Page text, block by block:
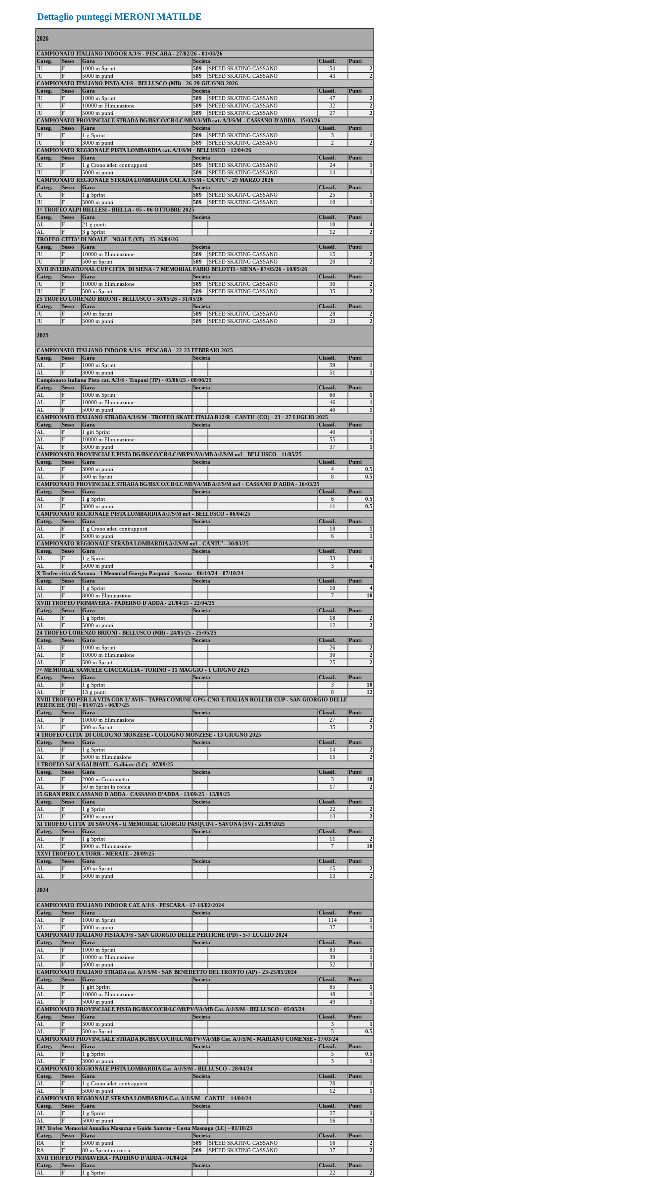
Dettaglio punteggi MERONI MATILDE
2026
CAMPIONATO ITALIANO INDOOR A/J/S - PESCARA - 27/02/26 - 01/03/26
Categ.
Sesso Gara Societa' Classif.
Punti
JU
F 1000 m Sprint 589 SPEED SKATING CASSANO 54
2
JU
F 5000 m punti 589 SPEED SKATING CASSANO 43
2
CAMPIONATO ITALIANO PISTA A/J/S - BELLUSCO (MB) - 26-29 GIUGNO 2026
Categ.
Sesso Gara Societa' Classif.
Punti
JU
F 1000 m Sprint 589 SPEED SKATING CASSANO 47
2
JU
F 10000 m Eliminazione 589 SPEED SKATING CASSANO 32
2
JU
F 5000 m punti 589 SPEED SKATING CASSANO 27
2
CAMPIONATO PROVINCIALE STRADA BG/BS/CO/CR/LC/MI/VA/MB cat. A/J/S/M - CASSANO D'ADDA - 15/03/26
Categ.
Sesso Gara Societa' Classif.
Punti
JU
F 1 g Sprint 589 SPEED SKATING CASSANO 3
1
JU
F 3000 m punti 589 SPEED SKATING CASSANO 2
2
CAMPIONATO REGIONALE PISTA LOMBARDIA cat. A/J/S/M - BELLUSCO - 12/04/26
Categ.
Sesso Gara Societa' Classif.
Punti
JU
F 1 g Crono atleti contrapposti 589 SPEED SKATING CASSANO 24
1
JU
F 5000 m punti 589 SPEED SKATING CASSANO 14
1
CAMPIONATO REGIONALE STRADA LOMBARDIA CAT. A/J/S/M - CANTU' - 29 MARZO 2026
Categ.
Sesso Gara Societa' Classif.
Punti
JU
F 1 g Sprint 589 SPEED SKATING CASSANO 25
1
JU
F 5000 m punti 589 SPEED SKATING CASSANO 10
1
3^ TROFEO ALPI BIELLESI - BIELLA - 05 - 06 OTTOBRE 2025
Categ.
Sesso Gara Societa' Classif.
Punti
AL
F 21 g punti 10
4
AL
F 3 g Sprint 12
2
TROFEO CITTA' DI NOALE - NOALE (VE) - 25-26/04/26
Categ.
Sesso Gara Societa' Classif.
Punti
JU
F 10000 m Eliminazione 589 SPEED SKATING CASSANO 15
2
JU
F 500 m Sprint 589 SPEED SKATING CASSANO 20
2
XVII INTERNATIONAL CUP CITTA' DI SIENA - 7 MEMORIAL FABIO BELOTTI - SIENA - 07/05/26 - 10/05/26
Categ.
Sesso Gara Societa' Classif.
Punti
JU
F 10000 m Eliminazione 589 SPEED SKATING CASSANO 30
2
JU
F 500 m Sprint 589 SPEED SKATING CASSANO 35
2
25 TROFEO LORENZO BRIONI - BELLUSCO - 30/05/26 - 31/05/26
Categ.
Sesso Gara Societa' Classif.
Punti
JU
F 500 m Sprint 589 SPEED SKATING CASSANO 28
2
JU
F 5000 m punti 589 SPEED SKATING CASSANO 29 2
2025
CAMPIONATO ITALIANO INDOOR A/J/S - PESCARA - 22-23 FEBBRAIO 2025
Categ.
Sesso Gara Societa' Classif.
Punti
AL
F 1000 m Sprint 59
1
AL
F 3000 m punti 51
1
Campionato Italiano Pista cat. A/J/S - Trapani (TP) - 05/06/25 - 08/06/25
Categ.
Sesso Gara Societa' Classif.
Punti
AL
F 1000 m Sprint 60
1
AL
F 10000 m Eliminazione 46
1
AL
F 5000 m punti 40
1
CAMPIONATO ITALIANO STRADA A/J/S/M - TROFEO SKATE ITALIA R12/R - CANTU' (CO) - 23 - 27 LUGLIO 2025
Categ.
Sesso Gara Societa' Classif.
Punti
AL
F 1 giri Sprint 40
1
AL
F 10000 m Eliminazione 55
1
AL
F 5000 m punti 37
1
CAMPIONATO PROVINCIALE PISTA BG/BS/CO/CR/LC/MI/PV/VA/MB A/J/S/M m/f - BELLUSCO - 11/05/25
Categ.
Sesso Gara Societa' Classif.
Punti
AL
F 3000 m punti 4
0.5
AL
F 500 m Sprint 8
0.5
CAMPIONATO PROVINCIALE STRADA BG/BS/CO/CR/LC/MI/VA/MB A/J/S/M m/f - CASSANO D'ADDA - 16/03/25
Categ.
Sesso Gara Societa' Classif.
Punti
AL
F 1 g Sprint 6
0.5
AL
F 3000 m punti 11
0.5
CAMPIONATO REGIONALE PISTA LOMBARDIA A/J/S/M m/f - BELLUSCO - 06/04/25
Categ.
Sesso Gara Societa' Classif.
Punti
AL
F 1 g Crono atleti contrapposti 18
1
AL
F 5000 m punti 6
1
CAMPIONATO REGIONALE STRADA LOMBARDIA A/J/S/M m/f - CANTU' - 30/03/25
Categ.
Sesso Gara Societa' Classif.
Punti
AL
F 1 g Sprint 33
1
AL
F 5000 m punti 3
4
X Trofeo citta di Savona - I Memorial Giorgio Pasquini - Savona - 06/10/24 - 07/10/24
Categ.
Sesso Gara Societa' Classif.
Punti
AL
F 1 g Sprint 10
4
AL
F 8000 m Eliminazione 7
10
XVIII TROFEO PRIMAVERA - PADERNO D'ADDA - 21/04/25 - 22/04/25
Categ.
Sesso Gara Societa' Classif.
Punti
AL
F 1 g Sprint 18
2
AL
F 5000 m punti 12
2
24 TROFEO LORENZO BRIONI - BELLUSCO (MB) - 24/05/25 - 25/05/25
Categ.
Sesso Gara Societa' Classif.
Punti
AL
F 1000 m Sprint 26
2
AL
F 10000 m Eliminazione 30
2
AL
F 500 m Sprint 25
2
7^ MEMORIAL SAMUELE GIACCAGLIA - TORINO - 31 MAGGIO - 1 GIUGNO 2025
Categ.
Sesso Gara Societa' Classif.
Punti
AL
F 1 g Sprint 3
18
AL
F 13 g punti 6
12
XVIII TROFEO PER LA VITA CON L' AVIS - TAPPA COMUNE GPG-CNO E ITALIAN ROLLER CUP - SAN GIORGIO DELLE
PERTICHE (PD) - 05/07/25 - 06/07/25
Categ.
Sesso Gara Societa' Classif.
Punti
AL
F 10000 m Eliminazione 27
2
AL
F 500 m Sprint 35
2
4 TROFEO CITTA' DI COLOGNO MONZESE - COLOGNO MONZESE - 13 GIUGNO 2025
Categ.
Sesso Gara Societa' Classif.
Punti
AL
F 1 g Sprint 14
2
AL
F 5000 m Eliminazione 15
2
1 TROFEO SALA GALBIATE - Galbiate (LC) - 07/09/25
Categ.
Sesso Gara Societa' Classif.
Punti
AL
F 2000 m Cronometro 3
18
AL
F 50 m Sprint in corsia 17
2
15 GRAN PRIX CASSANO D'ADDA - CASSANO D'ADDA - 13/09/25 - 15/09/25
Categ.
Sesso Gara Societa' Classif.
Punti
AL
F 1 g Sprint 22
2
AL
F 5000 m punti 13
2
XI TROFEO CITTA' DI SAVONA - II MEMORIAL GIORGIO PASQUINI - SAVONA (SV) - 21/09/2025
Categ.
Sesso Gara Societa' Classif.
Punti
AL
F 1 g Sprint 11
2
AL
F 8000 m Eliminazione 7
10
XXVI TROFEO LA TORR - MERATE - 28/09/25
Categ.
Sesso Gara Societa' Classif.
Punti
AL
F 500 m Sprint 15
2
AL
F 5000 m punti 13 2
2024
CAMPIONATO ITALIANO INDOOR CAT. A/J/S - PESCARA - 17-18/02/2024
Categ.
Sesso Gara Societa' Classif.
Punti
AL
F 1000 m Sprint 114
1
AL
F 3000 m punti 37
1
CAMPIONATO ITALIANO PISTA A/J/S - SAN GIORGIO DELLE PERTICHE (PD) - 5-7 LUGLIO 2024
Categ.
Sesso Gara Societa' Classif.
Punti
AL
F 1000 m Sprint 83
1
AL
F 10000 m Eliminazione 39
1
AL
F 5000 m punti 52
1
CAMPIONATO ITALIANO STRADA cat. A/J/S/M - SAN BENEDETTO DEL TRONTO (AP) - 23-25/05/2024
Categ.
Sesso Gara Societa' Classif.
Punti
AL
F 1 giri Sprint 85
1
AL
F 10000 m Eliminazione 48
1
AL
F 5000 m punti 49
1
CAMPIONATO PROVINCIALE PISTA BG/BS/CO/CR/LC/MI/PV/VA/MB Cat. A/J/S/M - BELLUSCO - 05/05/24
Categ.
Sesso Gara Societa' Classif.
Punti
AL
F 3000 m punti 3
1
AL
F 500 m Sprint 5
0.5
CAMPIONATO PROVINCIALE STRADA BG/BS/CO/CR/LC/MI/PV/VA/MB Cat. A/J/S/M - MARIANO COMENSE - 17/03/24
Categ.
Sesso Gara Societa' Classif.
Punti
AL
F 1 g Sprint 5
0.5
AL
F 3000 m punti 3
1
CAMPIONATO REGIONALE PISTA LOMBARDIA Cat. A/J/S/M - BELLUSCO - 28/04/24
Categ.
Sesso Gara Societa' Classif.
Punti
AL
F 1 g Crono atleti contrapposti 28
1
AL
F 5000 m punti 12
1
CAMPIONATO REGIONALE STRADA LOMBARDIA Cat. A/J/S/M - CANTU' - 14/04/24
Categ.
Sesso Gara Societa' Classif.
Punti
AL
F 1 g Sprint 27
1
AL
F 5000 m punti 16
1
10? Trofeo Memorial Annalisa Masazza e Guido Sanvito - Costa Masnaga (LC) - 01/10/23
Categ.
Sesso Gara Societa' Classif.
Punti
RA
F 5000 m punti 589 SPEED SKATING CASSANO 16
2
RA
F 80 m Sprint in corsia 589 SPEED SKATING CASSANO 37
2
XVII TROFEO PRIMAVERA - PADERNO D'ADDA - 01/04/24
Categ.
Sesso Gara Societa' Classif.
Punti
AL
F 1 g Sprint 22
2